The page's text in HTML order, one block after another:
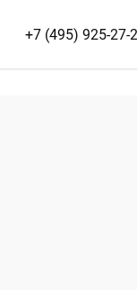
+7 (495) 925-27-